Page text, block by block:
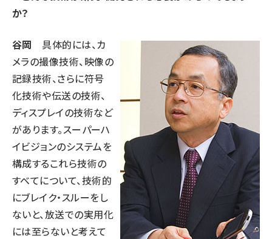
か？
谷岡 具体的には、カ
メラの撮像技術、映像の
記録技術、さらに符号
化技術や伝送の技術、
ディスプレイの技術など
があります。スーパーハ
イビジョンのシステムを
構成するこれら技術の
すべてについて、技術的
にブレイク・スルーをし
ないと、放送での実用化
には至らないと考えて